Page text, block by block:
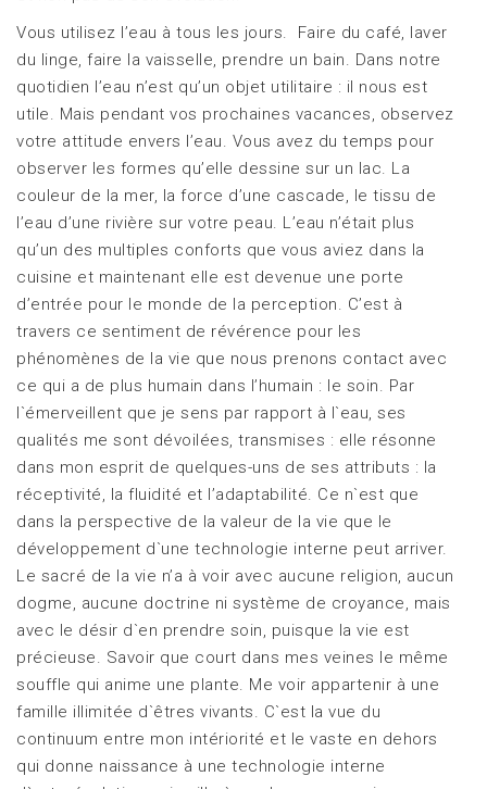
Vous utilisez l’eau à tous les jours. Faire du café, laver
du linge, faire la vaisselle, prendre un bain. Dans notre
quotidien l’eau n’est qu’un objet utilitaire : il nous est
utile. Mais pendant vos prochaines vacances, observez
votre attitude envers l’eau. Vous avez du temps pour
observer les formes qu’elle dessine sur un lac. La
couleur de la mer, la force d’une cascade, le tissu de
l’eau d’une rivière sur votre peau. L’eau n’était plus
qu’un des multiples conforts que vous aviez dans la
cuisine et maintenant elle est devenue une porte
d’entrée pour le monde de la perception. C’est à
travers ce sentiment de révérence pour les
phénomènes de la vie que nous prenons contact avec
ce qui a de plus humain dans l’humain : le soin. Par
l`émerveillent que je sens par rapport à l`eau, ses
qualités me sont dévoilées, transmises : elle résonne
dans mon esprit de quelques-uns de ses attributs : la
réceptivité, la fluidité et l’adaptabilité. Ce n`est que
dans la perspective de la valeur de la vie que le
développement d`une technologie interne peut arriver.
Le sacré de la vie n’a à voir avec aucune religion, aucun
dogme, aucune doctrine ni système de croyance, mais
avec le désir d`en prendre soin, puisque la vie est
précieuse. Savoir que court dans mes veines le même
souffle qui anime une plante. Me voir appartenir à une
famille illimitée d`êtres vivants. C`est la vue du
continuum entre mon intériorité et le vaste en dehors
qui donne naissance à une technologie interne